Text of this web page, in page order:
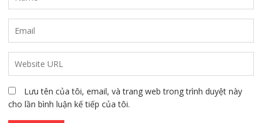
Lưu tên của tôi, email, và trang web trong trình duyệt này
cho lần bình luận kế tiếp của tôi.